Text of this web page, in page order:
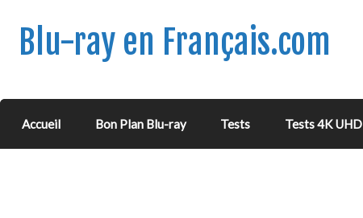
Blu-ray en Français.com
Accueil Bon Plan Blu-ray Tests Tests 4K UHD